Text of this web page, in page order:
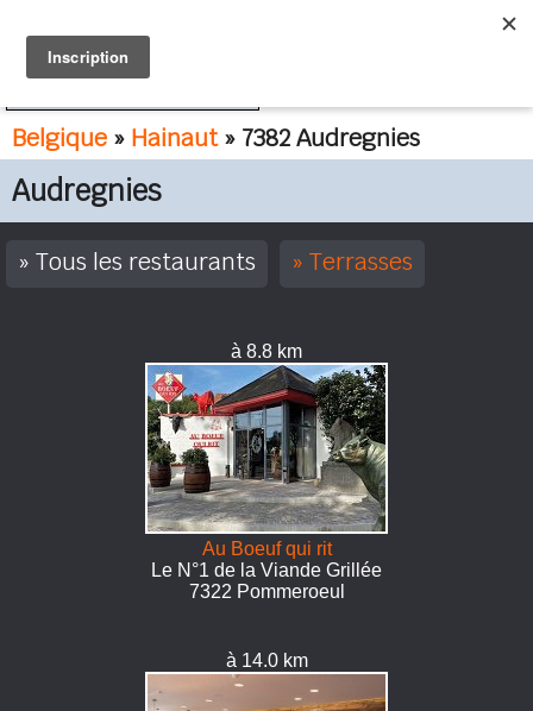
Belgique » Hainaut» 7382 Audregnies
Audregnies
Tous les restaurants Terrasses
à 8.8 km
Au Boeuf qui rit
Le N°1 de la Viande Grillée
7322 Pommeroeul
à 14.0 km